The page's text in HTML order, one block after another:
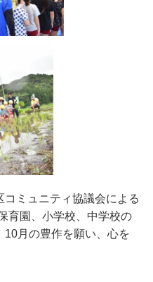
ミュニティ協議会による
育園、小学校、中学校の
10月の豊作を願い、心を